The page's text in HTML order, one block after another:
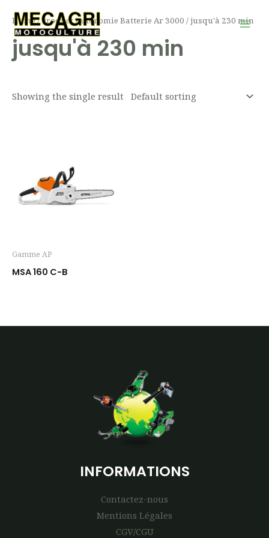
contenu
Home/ Product Autonomie Batterie Ar 3000 / jusqu'à 230 min
jusqu'à 230 min
Showing the single result
Gamme AP
MSA 160 C-B
INFORMATIONS
Contactez-nous
Mentions Légales
CGV/CGU